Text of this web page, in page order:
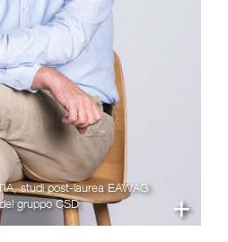
+
studi post-laurea EAWAG
gruppo CSD